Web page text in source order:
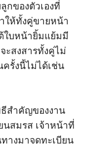
กของตัวเองที่
ให้ทั้งคู่ขายหน้า
ใบหน้ายิ้มแย้มมี
สงสารทั้งคู่ไม่
รั้งนี้ไม่ได้เช่น
สำคัญของงาน
นสมรส เจ้าหน้าที่
างมาจดทะเบียน